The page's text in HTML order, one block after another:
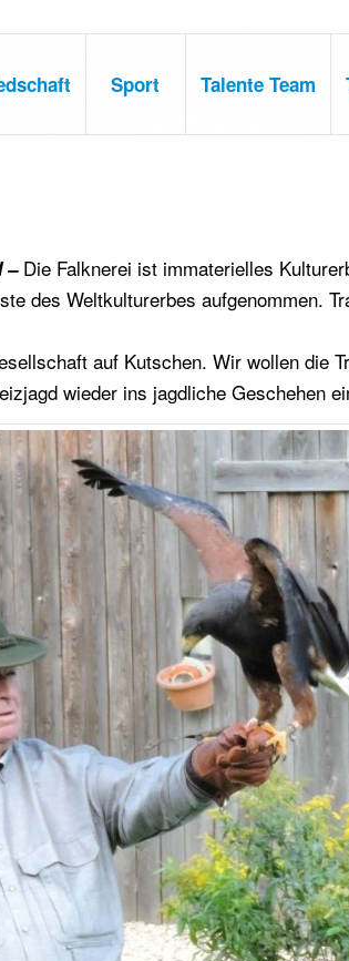
Sport Talente Team
–Die Falknerei ist immaterielles
des Weltkulturerbes aufgenommen.
auf Kutschen. Wir wollen die
wieder ins jagdliche Geschehen